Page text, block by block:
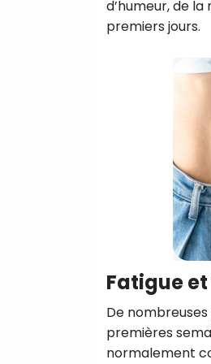
d’humeur, de
premiers jours.
Fatigue
De
premières
normalement